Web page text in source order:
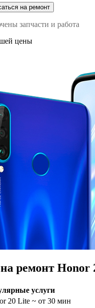
на ремонт
запчасти и работа
цены
ремонт Honor
услуги
20 Lite ~ от 30 мин